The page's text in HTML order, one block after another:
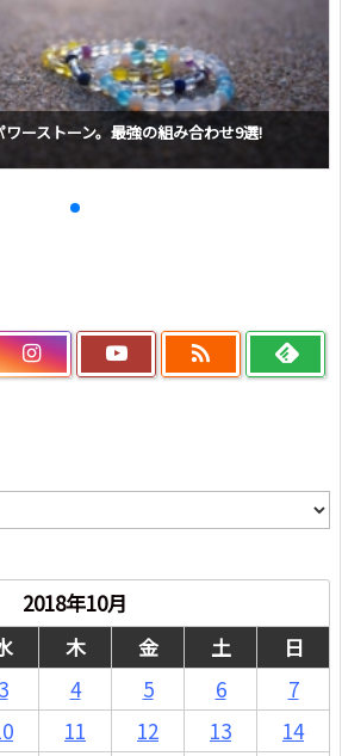
ーストーン。最強の組み合わせ9選!

2018年10月
木 金 土
日
3 4 5 6
7
11 12 13
14